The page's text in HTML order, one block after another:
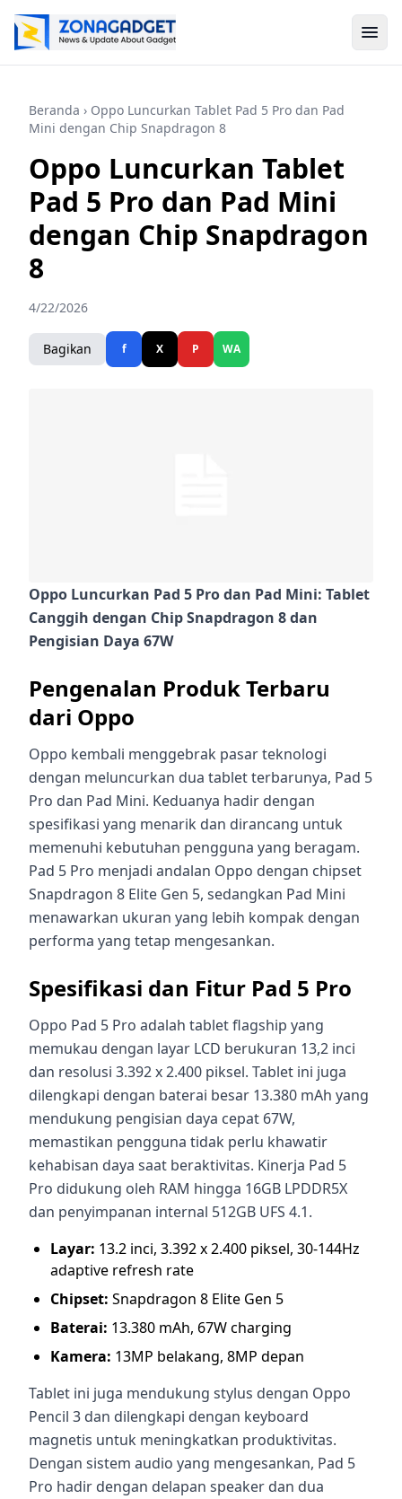
Beranda › Oppo Luncurkan Tablet Pad 5 Pro dan Pad
Mini dengan Chip Snapdragon 8
Oppo Luncurkan Tablet
Pad 5 Pro dan Pad Mini
dengan Chip Snapdragon
8
4/22/2026
Bagikan f X P WA
Oppo Luncurkan Pad 5 Pro dan Pad Mini: Tablet
Canggih dengan Chip Snapdragon 8 dan
Pengisian Daya 67W
Pengenalan Produk Terbaru
dari Oppo
Oppo kembali menggebrak pasar teknologi
dengan meluncurkan dua tablet terbarunya, Pad 5
Pro dan Pad Mini. Keduanya hadir dengan
spesifikasi yang menarik dan dirancang untuk
memenuhi kebutuhan pengguna yang beragam.
Pad 5 Pro menjadi andalan Oppo dengan chipset
Snapdragon 8 Elite Gen 5, sedangkan Pad Mini
menawarkan ukuran yang lebih kompak dengan
performa yang tetap mengesankan.
Spesifikasi dan Fitur Pad 5 Pro
Oppo Pad 5 Pro adalah tablet flagship yang
memukau dengan layar LCD berukuran 13,2 inci
dan resolusi 3.392 x 2.400 piksel. Tablet ini juga
dilengkapi dengan baterai besar 13.380 mAh yang
mendukung pengisian daya cepat 67W,
memastikan pengguna tidak perlu khawatir
kehabisan daya saat beraktivitas. Kinerja Pad 5
Pro didukung oleh RAM hingga 16GB LPDDR5X
dan penyimpanan internal 512GB UFS 4.1.
Layar: 13.2 inci, 3.392 x 2.400 piksel, 30-144Hz
adaptive refresh rate
Chipset: Snapdragon 8 Elite Gen 5
Baterai: 13.380 mAh, 67W charging
Kamera: 13MP belakang, 8MP depan
Tablet ini juga mendukung stylus dengan Oppo
Pencil 3 dan dilengkapi dengan keyboard
magnetis untuk meningkatkan produktivitas.
Dengan sistem audio yang mengesankan, Pad 5
Pro hadir dengan delapan speaker dan dua